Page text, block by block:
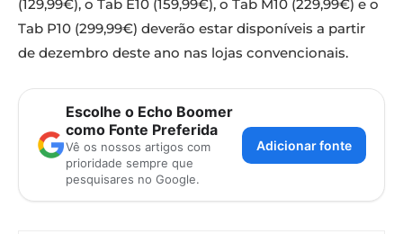
(129,99€), o Tab E10 (159,99€), o Tab M10 (229,99€) e o
Tab P10 (299,99€) deverão estar disponíveis a partir
de dezembro deste ano nas lojas convencionais.
Escolhe o Echo Boomer
como Fonte Preferida
Vê os nossos artigos com
prioridade sempre que
pesquisares no Google.
Adicionar fonte